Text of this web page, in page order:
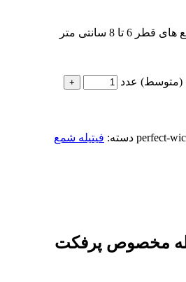
8 سانتی متر
(متوسط) عدد
perfect- دسته: فیتیله شمع
مخصوص پرفکت